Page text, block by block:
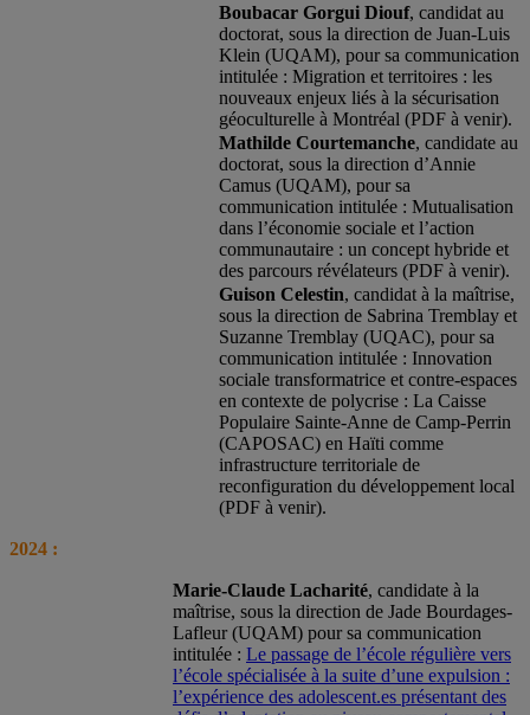
Boubacar Gorgui Diouf, candidat au
doctorat, sous la direction de Juan-Luis
Klein (UQAM), pour sa communication
intitulée : Migration et territoires : les
nouveaux enjeux liés à la sécurisation
géoculturelle à Montréal (PDF à venir).
Mathilde Courtemanche, candidate au
doctorat, sous la direction d’Annie
Camus (UQAM), pour sa
communication intitulée : Mutualisation
dans l’économie sociale et l’action
communautaire : un concept hybride et
des parcours révélateurs (PDF à venir).
Guison Celestin, candidat à la maîtrise,
sous la direction de Sabrina Tremblay et
Suzanne Tremblay (UQAC), pour sa
communication intitulée : Innovation
sociale transformatrice et contre-espaces
en contexte de polycrise : La Caisse
Populaire Sainte-Anne de Camp-Perrin
(CAPOSAC) en Haïti comme
infrastructure territoriale de
reconfiguration du développement local
(PDF à venir).
2024 :
Marie-Claude Lacharité, candidate à la
maîtrise, sous la direction de Jade Bourdages-
Lafleur (UQAM) pour sa communication
intitulée : Le passage de l’école régulière vers
l’école spécialisée à la suite d’une expulsion :
l’expérience des adolescent.es présentant des